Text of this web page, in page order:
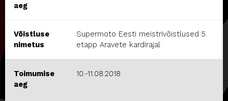
aeg
Võistluse
nimetus
Supermoto Eesti meistrivõistlused 5.
etapp Aravete kardirajal
Toimumise
aeg
10.-11.08.2018